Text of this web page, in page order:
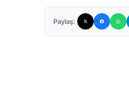
Paylaş: